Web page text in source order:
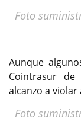
Foto
Aunque
Cointrasur de
alcanzo a
Foto